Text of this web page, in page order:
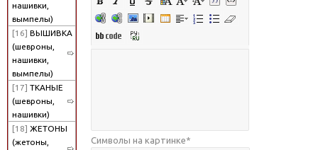
нашивки,
вымпелы)
[16] ВЫШИВКА
(шевроны,
нашивки,
вымпелы)
[17] ТКАНЫЕ
(шевроны,
нашивки)
[18] ЖЕТОНЫ
(жетоны,
Символы на картинке*